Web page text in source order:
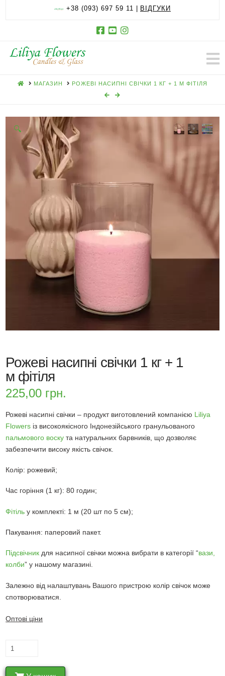
+38 (093) 697 59 11 | ВІДГУКИ
HOMEМАГАЗИН РОЖЕВІ НАСИПНІ СВІЧКИ 1 КГ + 1 М ФІТІЛЯ
🔍
Рожеві насипні свічки 1 кг + 1
м фітіля
225,00 грн.
Рожеві насипні свічки – продукт виготовлений компанією Liliya
Flowers із високоякісного Індонезійського гранульованого
пальмового воску та натуральних барвників, що дозволяє
забезпечити високу якість свічок.
Колір: рожевий;
Час горіння (1 кг): 80 годин;
Фітіль у комплекті: 1 м (20 шт по 5 см);
Пакування: паперовий пакет.
Підсвічник для насипної свічки можна вибрати в категорії “вази,
колби” у нашому магазині.
Залежно від налаштувань Вашого пристрою колір свічок може
спотворюватися.
Оптові ціни
Рожеві
свічки